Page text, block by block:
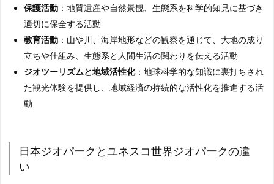
保護活動 ：地質遺産や自然景観、生態系を科学的知見に基づき
適切に保全する活動
教育活動 ：山や川、海岸地形などの観察を通じて、大地の成り
立ちや仕組み、生態系と人間生活の関わりを伝える活動
ジオツーリズムと地域活性化：地球科学的な知識に裏打ちされ
た観光体験を提供し、地域経済の持続的な活性化を推進する活
動
日本ジオパークとユネスコ世界ジオパークの違
い